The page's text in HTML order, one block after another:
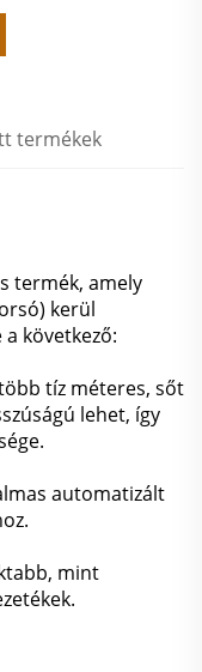
termékek
termék, amely
kerül
következő:
tíz méteres, sőt
lehet, így
automatizált
mint